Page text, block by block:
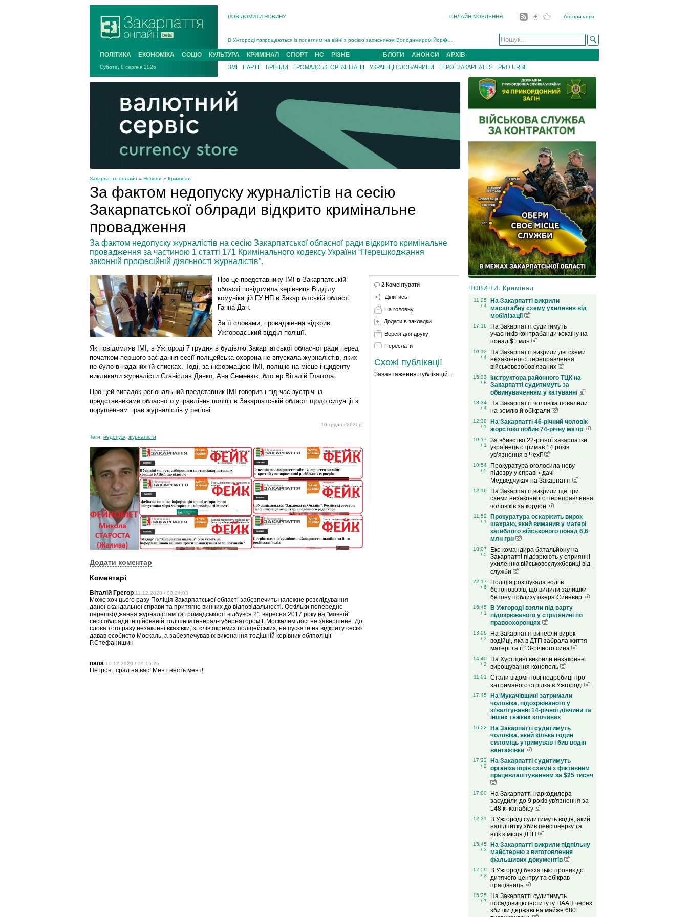
ПОВІДОМИТИ НОВИНУ ОНЛАЙН МОВЛЕННЯ Авторизація
В Ужгороді попрощаються із полеглим на війні з росією захисником Володимиром Йор�...
В Ужгороді 5 серпня попрощаються із захисником Богданом Югасом, який два роки �...
Підтвердили загибель захисника із Нанкова на Хустщині Юліана Гербея (ФОТО)[/gree...
На війні з рф поліг військовий з Виноградова Ігнат Роздяловський (ФОТО)...
На Хустщині внаслідок ДТП за участі трьох авто постраждали 13 людей (ФОТО)...
Інструктора районного ТЦК на Закарпатті судитимуть за обвинувачен...
ПОЛІТИКА ЕКОНОМІКА СОЦІО КУЛЬТУРА КРИМІНАЛ СПОРТ НС РІЗНЕ БЛОГИ АНОНСИ АРХІВ
Субота, 8 серпня 2026 ЗМІ ПАРТІЇ БРЕНДИ ГРОМАДСЬКІ ОРГАНІЗАЦІЇ УКРАЇНЦІ СЛОВАЧЧИНИ ГЕРОЇ ЗАКАРПАТТЯ PRO URBE
Закарпаття онлайн » Новини » Кримінал
За фактом недопуску журналістів на сесію
Закарпатської облради відкрито кримінальне
провадження
За фактом недопуску журналістів на сесію Закарпатської обласної ради відкрито кримінальне
провадження за частиною 1 статті 171 Кримінального кодексу України “Перешкоджання
законній професійній діяльності журналістів”.
Про це представнику ІМІ в Закарпатській
області повідомила керівниця Відділу
комунікацій ГУ НП в Закарпатській області
Ганна Дан.
За її словами, провадження відкрив
Ужгородський відділ поліції.
Як повідомляв ІМІ, в Ужгороді 7 грудня в будівлю Закарпатської обласної ради перед
початком першого засідання сесії поліцейська охорона не впускала журналістів, яких
не було в наданих їй списках. Тоді, за інформацією ІМІ, поліцію на місце інциденту
викликали журналісти Станіслав Данко, Аня Семенюк, блогер Віталій Глагола.
Про цей випадок регіональний представник ІМІ говорив і під час зустрічі із
представниками обласного управління поліції в Закарпатській області щодо ситуації з
порушенням прав журналістів у регіоні.
10 грудня 2020р.
Теги: недопуск, журналісти
Додати коментар
Коментарі
Віталій Грегор 11.12.2020 / 00:24:03
Може хоч цього разу Поліція Закарпатської області забезпечить належне розслідування
даної скандальної справи та притягне винних до відповідальності. Оскільки попереднє
перешкоджання журналістам та громадськості відбувся 21 вересня 2017 року на "мовній"
сесії облради ініційованій тодішнім генерал-губернатором Г.Москалем досі не завершене. До
слова того разу незаконні вказівки, зі слів окремих поліцейських, не пускати на відкриту сесію
давав особисто Москаль, а забезпечував їх виконання тодішній керівник облполіції
Р.Стефанишин
папа 10.12.2020 / 19:15:26
Петров ..срал на вас! Мент несть мент!
2 Коментувати
Ділитись
На головну
Додати в закладки
Версія для друку
Переслати
Схожі публікації
Завантаження публікацій...
НОВИНИ: Кримінал
11:25
/ 4
На Закарпатті викрили
масштабну схему ухилення від
мобілізації
17:16
На Закарпатті судитимуть
учасників контрабанди кокаїну на
понад $1 млн
10:12
/ 4
На Закарпатті викрили дві схеми
незаконного переправлення
військовозобов’язаних
15:33
/ 8
Інструктора районного ТЦК на
Закарпатті судитимуть за
обвинуваченням у катуванні
13:34
/ 4
На Закарпатті чоловіка повалили
на землю й обікрали
12:38
/ 1
На Закарпатті 46-річний чоловік
жорстоко побив 74-річну матір
10:17
/ 1
За вбивство 22-річної закарпатки
українець отримав 14 років
ув’язнення в Чехії
10:54
/ 5
Прокуратура оголосила нову
підозру у справі «дачі
Медведчука» на Закарпатті
12:16
На Закарпатті викрили ще три
схеми незаконного переправлення
чоловіків за кордон
11:52
/ 1
Прокуратура оскаржить вирок
шахраю, який виманив у матері
загиблого військового понад 6,6
млн грн
10:07
/ 5
Екс-командира батальйону на
Закарпатті підозрюють у сприянні
ухиленню військовослужбовиці від
служби
22:17
/ 6
Поліція розшукала водіїв
бетоновозів, що вилили залишки
бетону поблизу озера Синевир
16:45
/ 1
В Ужгороді взяли під варту
підозрюваного у стрілянині по
правоохоронцях
13:06
/ 2
На Закарпатті винесли вирок
водійці, яка в ДТП забрала життя
матері та її 13-річного сина
14:40
/ 2
На Хустщині викрили незаконне
вирощування конопель
11:01
Стали відомі нові подробиці про
затриманого стрілка в Ужгороді
17:45
На Мукачівщині затримали
чоловіка, підозрюваного у
зґвалтуванні 14-річної дівчини та
інших тяжких злочинах
16:22
На Закарпатті судитимуть
чоловіка, який кілька годин
силоміць утримував і бив водія
вантажівки
17:22
/ 2
На Закарпатті судитимуть
організаторів схеми з фіктивним
працевлаштуванням за $25 тисяч
17:00
На Закарпатті наркодилера
засудили до 9 років ув'язнення за
148 кг канабісу
12:21
В Ужгороді судитимуть водія, який
напідпитку збив пенсіонерку та
втік з місця ДТП
15:45
/ 3
На Закарпатті викрили підпільну
майстерню з виготовлення
фальшивих документів
12:59
/ 3
В Ужгороді безхатько проник до
дитячого центру та обікрав
працівниць
15:25
/ 7
На Закарпатті судитимуть
посадовицю інституту НААН через
збитки державі на майже 680